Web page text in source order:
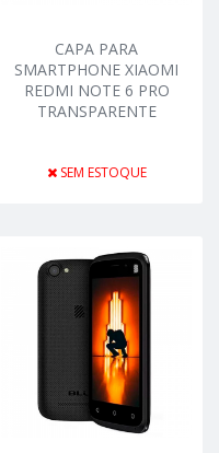
CAPA PARA
SMARTPHONE XIAOMI
REDMI NOTE 6 PRO
TRANSPARENTE
SEM ESTOQUE